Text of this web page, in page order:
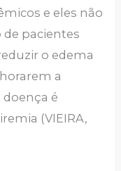
e eles não
pacientes
o edema
a
é
(VIEIRA,